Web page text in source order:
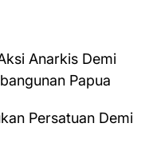
Anarkis Demi
Papua
Persatuan Demi